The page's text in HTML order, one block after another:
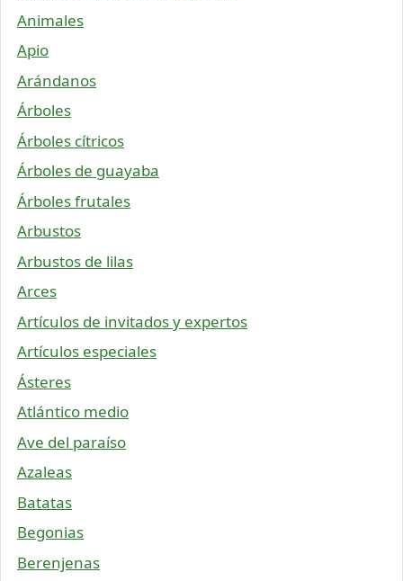
Animales
Apio
Arándanos
Árboles
Árboles cítricos
Árboles de guayaba
Árboles frutales
Arbustos
Arbustos de lilas
Arces
Artículos de invitados y expertos
Artículos especiales
Ásteres
Atlántico medio
Ave del paraíso
Azaleas
Batatas
Begonias
Berenjenas